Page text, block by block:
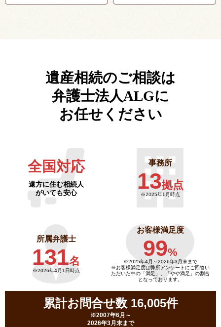
遺産相続のご相談は
弁護士法人ALGに
お任せください
全国対応
遠方に住む相続人
がいても安心
事務所
13拠点
※2025年1月時点
所属弁護士
131名
※2026年4月1日時点
お客様満足度
99%
※2025年4月～2026年3月末まで
※お客様満足度は弊所アンケートにご回答い
ただいた中の「満足」、「やや満足」の割合
となっております。
累計お問合せ数 16,005件
※2007年6月～
2026年3月末まで